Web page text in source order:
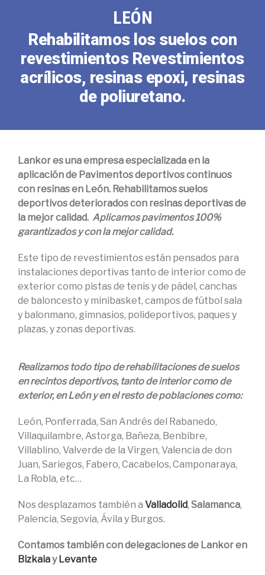
LEÓN
Rehabilitamos los suelos con
revestimientos Revestimientos
acrílicos, resinas epoxi, resinas
de poliuretano.
Lankor es una empresa especializada en la
aplicación de Pavimentos deportivos continuos
con resinas en León. Rehabilitamos suelos
deportivos deteriorados con resinas deportivas de
la mejor calidad. Aplicamos pavimentos 100%
garantizados y con la mejor calidad.
Este tipo de revestimientos están pensados para
instalaciones deportivas tanto de interior como de
exterior como pistas de tenis y de pádel, canchas
de baloncesto y minibasket, campos de fútbol sala
y balonmano, gimnasios, polideportivos, paques y
plazas, y zonas deportivas.
Realizamos todo tipo de rehabilitaciones de suelos
en recintos deportivos, tanto de interior como de
exterior, en León y en el resto de poblaciones como:
León, Ponferrada, San Andrés del Rabanedo,
Villaquilambre, Astorga, Bañeza, Benbibre,
Villablino, Valverde de la Virgen, Valencia de don
Juan, Sariegos, Fabero, Cacabelos, Camponaraya,
La Robla, etc…
Nos desplazamos también a Valladolid, Salamanca,
Palencia, Segovia, Ávila y Burgos.
Contamos también con delegaciones de Lankor en
BizkaiayLevante